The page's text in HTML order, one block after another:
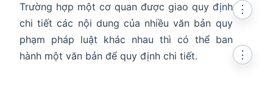
Trường hợp một cơ quan được giao quy định
chi tiết các nội dung của nhiều văn bản quy
phạm pháp luật khác nhau thì có thể ban
hành một văn bản để quy định chi tiết.
⋮
⋮